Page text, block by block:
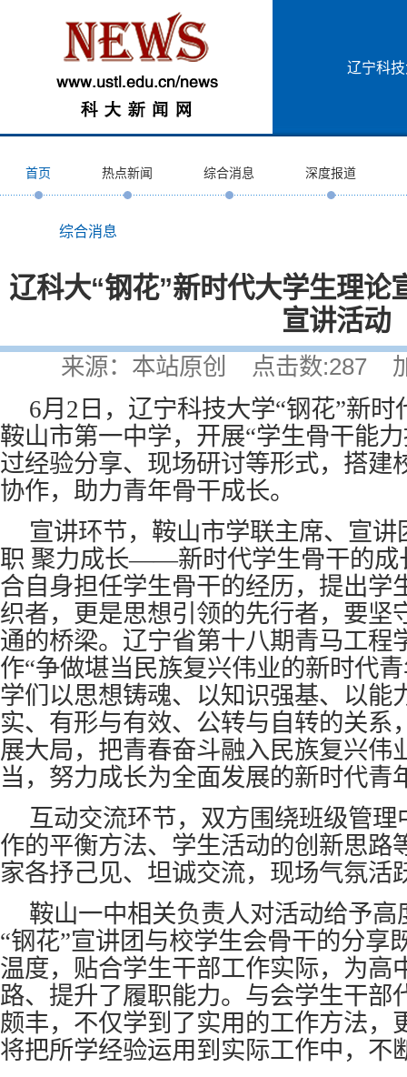
辽宁科
首页 热点新闻 综合消息 深度报道
综合消息
辽科大“钢花”新时代大学生理论
宣讲活动
来源：本站原创 点击数:287
6月2日，辽宁科技大学“钢花”新
鞍山市第一中学，开展“学生骨干能
过经验分享、现场研讨等形式，搭建
协作，助力青年骨干成长。
宣讲环节，鞍山市学联主席、宣
职 聚力成长——新时代学生骨干的成
合自身担任学生骨干的经历，提出学
织者，更是思想引领的先行者，要坚
通的桥梁。辽宁省第十八期青马工程
作“争做堪当民族复兴伟业的新时代
学们以思想铸魂、以知识强基、以能
实、有形与有效、公转与自转的关系
展大局，把青春奋斗融入民族复兴伟
当，努力成长为全面发展的新时代青
互动交流环节，双方围绕班级管
作的平衡方法、学生活动的创新思路
家各抒己见、坦诚交流，现场气氛活
鞍山一中相关负责人对活动给予
“钢花”宣讲团与校学生会骨干的分享
温度，贴合学生干部工作实际，为高
路、提升了履职能力。与会学生干部
颇丰，不仅学到了实用的工作方法，
将把所学经验运用到实际工作中，不